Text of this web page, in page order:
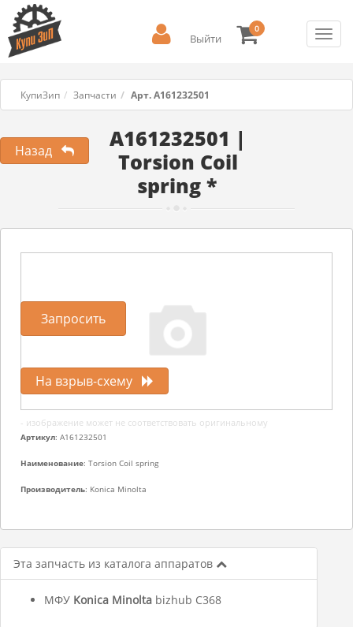
Выйти
0
КупиЗип Запчасти Арт. A161232501
Назад
A161232501 |
Torsion Coil
spring *
- изображение может не соответствовать оригинальному
Артикул: A161232501
Наименование: Torsion Coil spring
Производитель: Konica Minolta
Запросить
На взрыв-схему
Эта запчасть из каталога аппаратов
МФУ Konica Minolta bizhub C368